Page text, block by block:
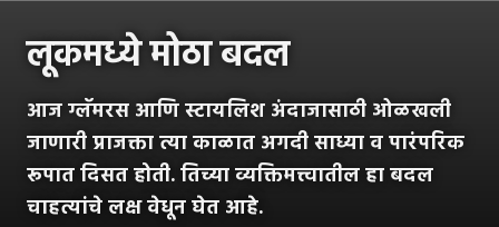
लूकमध्ये मोठा बदल
आज ग्लॅमरस आणि स्टायलिश अंदाजासाठी ओळखली
जाणारी प्राजक्ता त्या काळात अगदी साध्या व पारंपरिक
रूपात दिसत होती. तिच्या व्यक्तिमत्त्वातील हा बदल
चाहत्यांचे लक्ष वेधून घेत आहे.